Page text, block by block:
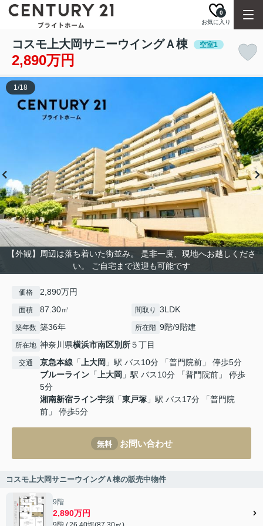
お気に入り
0
コスモ上大岡サニーウイングＡ棟 空室1
2,890万円
【外観】周辺は落ち着いた街並み。 是非一度、現地へお越しくださ
い。 ご自宅まで送迎も可能です
1/18
価格 2,890万円
面積 87.30㎡ 間取り 3LDK
築年数 築36年 所在階 9階/9階建
所在地 神奈川県横浜市南区別所５丁目
交通 京急本線 「上大岡 」駅 バス10分 「普門院前」 停歩5分
ブルーライン 「上大岡 」駅 バス10分 「普門院前」 停歩
5分
湘南新宿ライン宇須 「東戸塚 」駅 バス17分 「普門院
前」 停歩5分
無料 お問い合わせ
コスモ上大岡サニーウイングＡ棟の販売中物件
9階
2,890万円